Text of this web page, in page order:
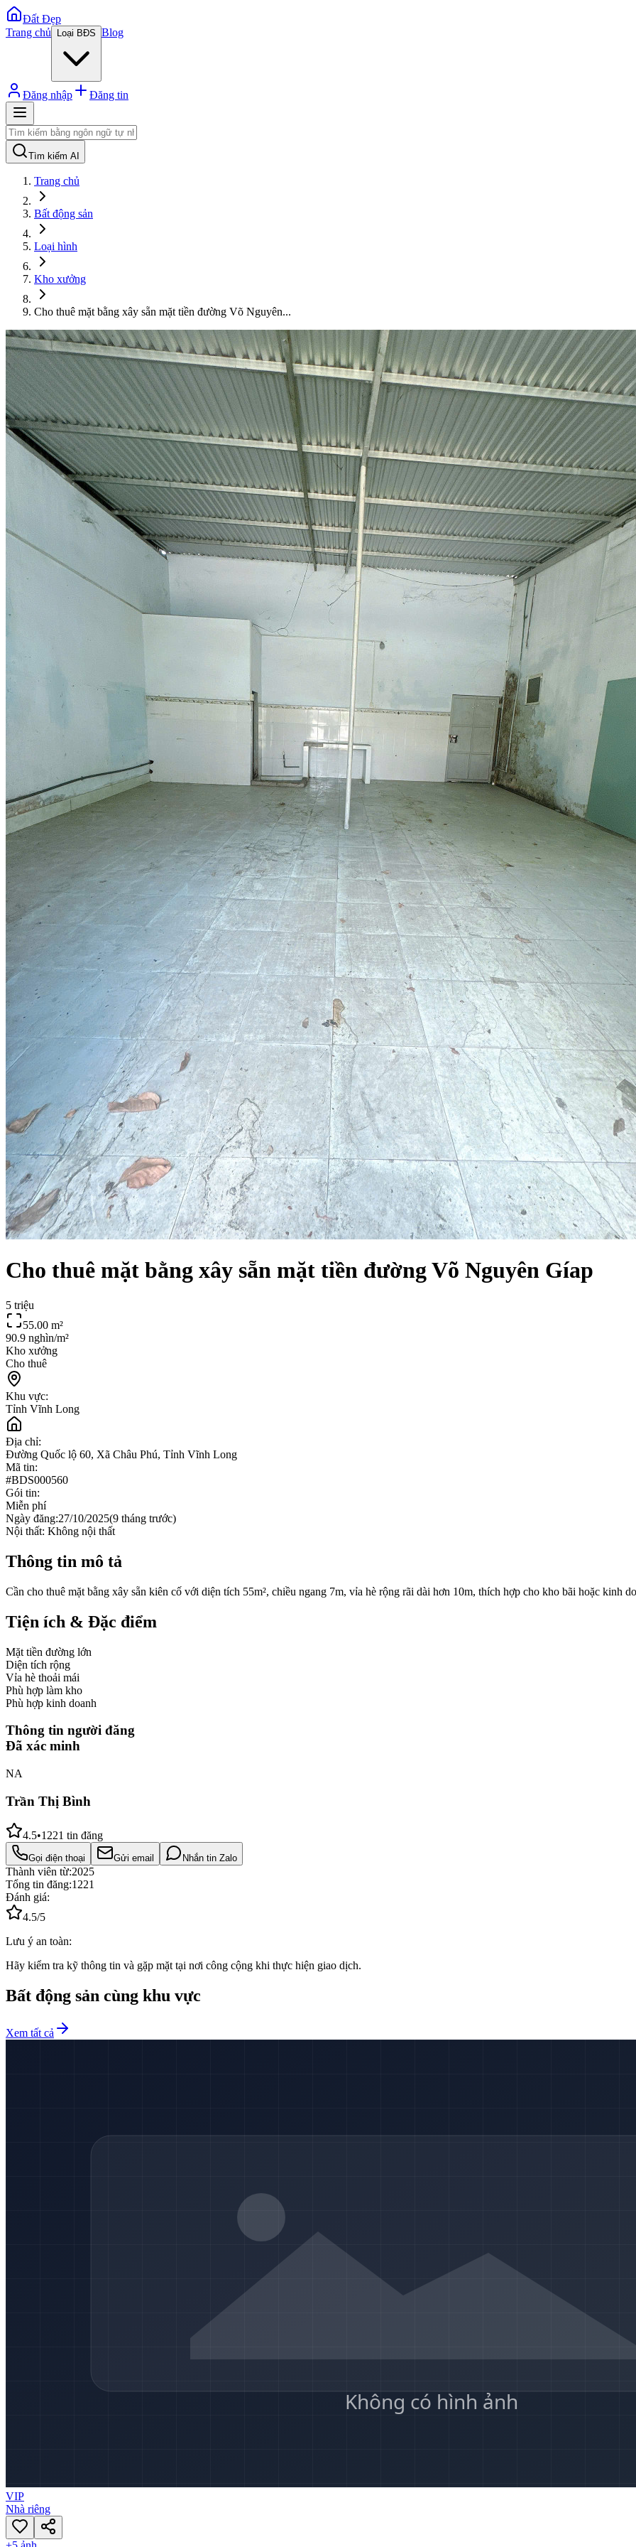
Đất Đẹp
Trang chủ
Loại BĐS Blog
Đăng nhập Đăng tin
Tìm kiếm AI
Trang chủ
Bất động sản
Loại hình
Kho xưởng
Cho thuê mặt bằng xây sẵn mặt tiền đường Võ Nguyên...
Cho thuê mặt bằng xây sẵn mặt tiền đường Võ Nguyên Gíap
5 triệu
55.00 m²
90.9 nghìn/m²
Kho xưởng
Cho thuê
Khu vực:
Tỉnh Vĩnh Long
Địa chỉ:
Đường Quốc lộ 60, Xã Châu Phú, Tỉnh Vĩnh Long
Mã tin:
#BDS000560
Gói tin:
Miễn phí
Ngày đăng:27/10/2025(9 tháng trước)
Nội thất: Không nội thất
Thông tin mô tả
Cần cho thuê mặt bằng xây sẵn kiên cố với diện tích 55m², chiều ngang 7m, vỉa hè rộng rãi dài hơn 10m, thích hợp cho kho bãi hoặc kinh
Tiện ích & Đặc điểm
Mặt tiền đường lớn
Diện tích rộng
Vỉa hè thoải mái
Phù hợp làm kho
Phù hợp kinh doanh
Thông tin người đăng
Đã xác minh
NA
Trần Thị Bình
4.5•1221 tin đăng
Gọi điện thoại Gửi email Nhắn tin Zalo
Thành viên từ:2025
Tổng tin đăng:1221
Đánh giá:
4.5/5
Lưu ý an toàn:
Hãy kiểm tra kỹ thông tin và gặp mặt tại nơi công cộng khi thực hiện giao dịch.
Bất động sản cùng khu vực
Xem tất cả
VIP
Nhà riêng